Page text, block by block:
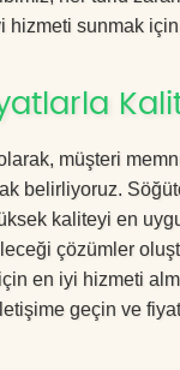
hizmeti sunmak için
müşteri
belirliyoruz.
kaliteyi en
çözümler
en iyi hizmeti
geçin ve